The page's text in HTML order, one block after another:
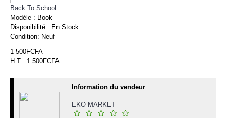
Back To School
Modèle : Book
Disponibilité : En Stock
Condition: Neuf
1 500FCFA
H.T : 1 500FCFA
Information du vendeur
EKO MARKET